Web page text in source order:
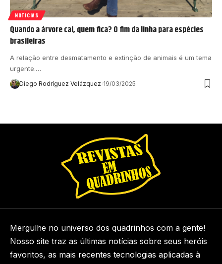
NOTICIAS
Quando a árvore cai, quem fica? O fim da linha para espécies
brasileiras
A relação entre desmatamento e extinção de animais é um tema
urgente.…
Diego Rodríguez Velázquez 19/03/2025
Mergulhe no universo dos quadrinhos com a gente!
Nosso site traz as últimas notícias sobre seus heróis
favoritos, as mais recentes tecnologias aplicadas à